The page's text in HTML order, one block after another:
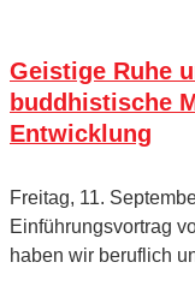
Geistige Ruhe
buddhistische
Entwicklung
Freitag, 11.
Einführungsvortrag
haben wir beruflich